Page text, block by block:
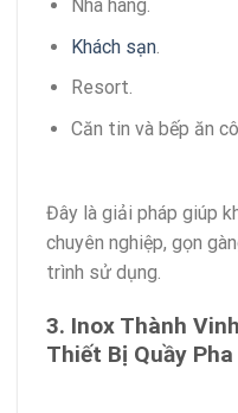
Nhà hàng.
Khách sạn.
Resort.
Căn tin và bếp ăn
Đây là giải pháp giúp
chuyên nghiệp, gọn
trình sử dụng.
3. Inox Thành
Thiết Bị Quầy